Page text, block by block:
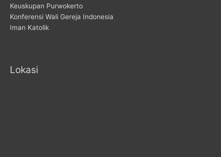
Keuskupan Purwokerto
Konferensi Wali Gereja Indonesia
Iman Katolik
Lokasi